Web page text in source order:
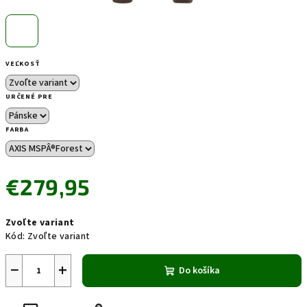
VEĽKOSŤ
URČENÉ PRE
FARBA
€279,95
cena:
Zvoľte variant
Kód: Zvoľte variant
+
− Do košíka